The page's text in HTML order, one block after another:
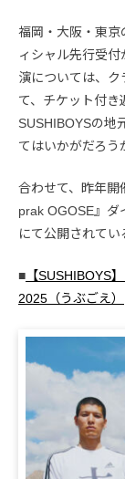
福岡・大阪・東京
ィシャル先行受
演については、
て、チケット付き
SUSHIBOYSの地
てはいかがだろう
合わせて、昨年開
prak OGOSE』ダ
にて公開されてい
■ 【SUSHIBOYS
2025（うぶごえ）